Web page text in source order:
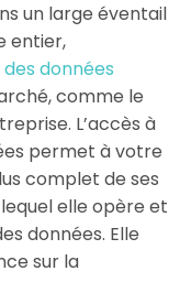
un large éventail
entier,
des données
comme le
L’accès à
permet à votre
complet de ses
elle opère et
données. Elle
sur la